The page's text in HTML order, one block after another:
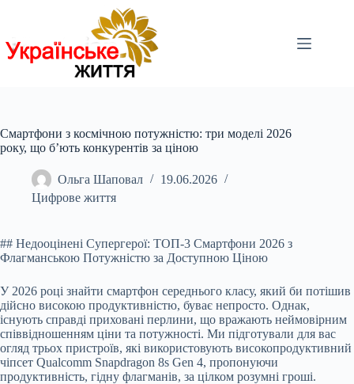
Смартфони з космічною потужністю: три моделі 2026
року, що б’ють конкурентів за ціною
Ольга Шаповал
19.06.2026
Цифрове життя
## Недооцінені Супергерої: ТОП-3 Смартфони 2026 з
Флагманською Потужністю за Доступною Ціною
У 2026 році знайти смартфон середнього класу, який би потішив
дійсно високою продуктивністю, буває непросто. Однак,
існують справді приховані перлини, що вражають неймовірним
співвідношенням ціни та потужності. Ми підготували для вас
огляд трьох пристроїв, які використовують високопродуктивний
чіпсет Qualcomm Snapdragon 8s Gen 4, пропонуючи
продуктивність, гідну флагманів, за цілком розумні гроші.